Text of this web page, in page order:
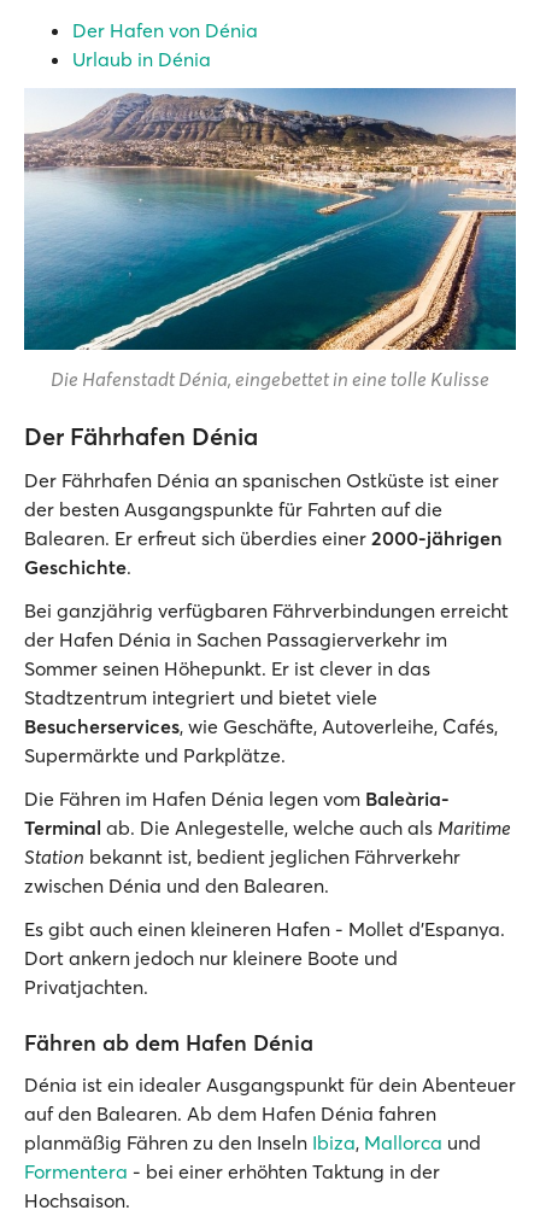
Der Hafen von Dénia
Urlaub in Dénia
Die Hafenstadt Dénia, eingebettet in eine tolle Kulisse
Der Fährhafen Dénia
Der Fährhafen Dénia an spanischen Ostküste ist einer
der besten Ausgangspunkte für Fahrten auf die
Balearen. Er erfreut sich überdies einer 2000-jährigen
Geschichte.
Bei ganzjährig verfügbaren Fährverbindungen erreicht
der Hafen Dénia in Sachen Passagierverkehr im
Sommer seinen Höhepunkt. Er ist clever in das
Stadtzentrum integriert und bietet viele
Besucherservices, wie Geschäfte, Autoverleihe, Cafés,
Supermärkte und Parkplätze.
Die Fähren im Hafen Dénia legen vom Baleària-
Terminal ab. Die Anlegestelle, welche auch als Maritime
Station bekannt ist, bedient jeglichen Fährverkehr
zwischen Dénia und den Balearen.
Es gibt auch einen kleineren Hafen - Mollet d'Espanya.
Dort ankern jedoch nur kleinere Boote und
Privatjachten.
Fähren ab dem Hafen Dénia
Dénia ist ein idealer Ausgangspunkt für dein Abenteuer
auf den Balearen. Ab dem Hafen Dénia fahren
planmäßig Fähren zu den Inseln Ibiza, Mallorca und
Formentera - bei einer erhöhten Taktung in der
Hochsaison.